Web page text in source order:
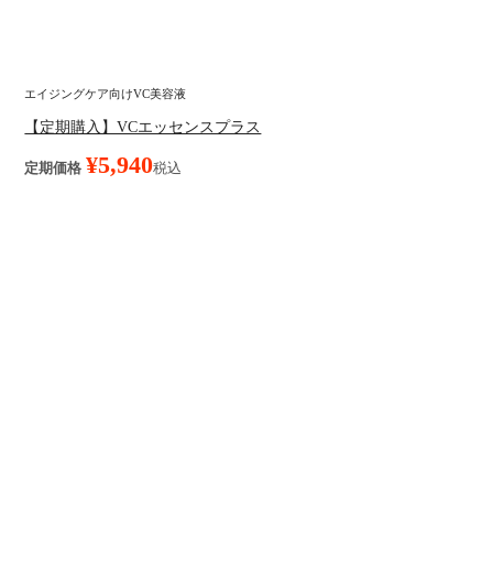
エイジングケア向けVC美容液
【定期購入】VCエッセンスプラス
定期価格 ¥5,940税込